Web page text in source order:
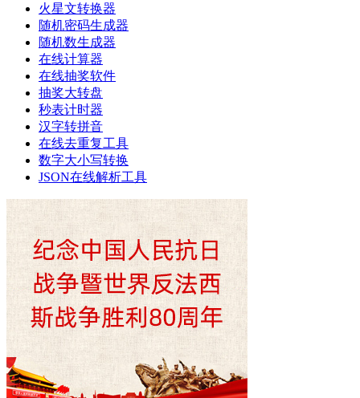
火星文转换器
随机密码生成器
随机数生成器
在线计算器
在线抽奖软件
抽奖大转盘
秒表计时器
汉字转拼音
在线去重复工具
数字大小写转换
JSON在线解析工具